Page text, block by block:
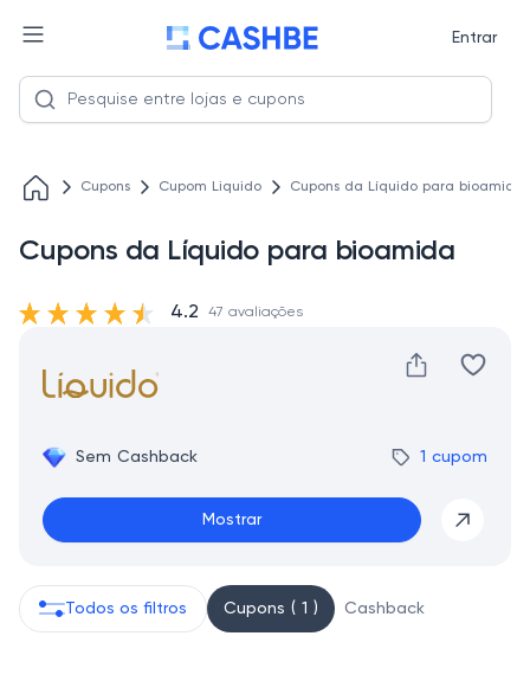
Entrar
Cupons Cupom Liquido Cupons da Líquido para bioamida
Cupons da Líquido para bioamida
Sem Cashback 1 cupom
Mostrar
4.2 47 avaliações
Todos os filtros Cupons ( 1 ) Cashback